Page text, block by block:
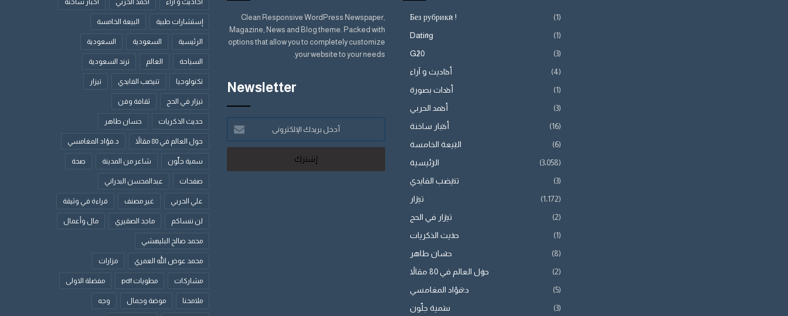
أحاديث و آراء أحمد الحربي أخبار ساخنة
إستشارات طبية البيعة الخامسة
الرئيسية السعودية السعودية
السياحة العالم ترند السعودية
تكنولوجيا تنيضب الفايدي تيزار
تيزار في الحج ثقافة وفن
حديث الذكريات حسان طاهر
حول العالم في 80 مقالاً د.فؤاد المغامسي
سمية جلّون شاعر من المدينة صحة
صفحات عبدالمحسن البدراني
علي الحربي غير مصنف قراءة في وثيقة
لن ننساكم ماجد الصقيري مال وأعمال
محمد صالح البليهشي
محمد عوض الله العمري مزارات
مشاركات مطويات pdf مفضلة الاولى
ملامحنا موضة وجمال وجه
Clean Responsive WordPress Newspaper,
Magazine, News and Blog theme. Packed with
options that allow you to completely customize
your website to your needs.
Newsletter
الإلكتروني
! Без рубрики (1)
Dating (1)
G20 (3)
أحاديث و آراء (4)
أحداث بصورة (1)
أحمد الحربي (3)
أخبار ساخنة (16)
البيعة الخامسة (6)
الرئيسية (3٬058)
تنيضب الفايدي (3)
تيزار (1٬172)
تيزار في الحج (2)
حديث الذكريات (1)
حسان طاهر (8)
حول العالم في 80 مقالاً (2)
د.فؤاد المغامسي (5)
سمية جلّون (3)